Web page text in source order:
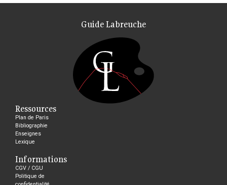
Guide Labreuche
Ressources
Plan de Paris
Bibliographie
Enseignes
Lexique
Informations
CGV / CGU
Politique de